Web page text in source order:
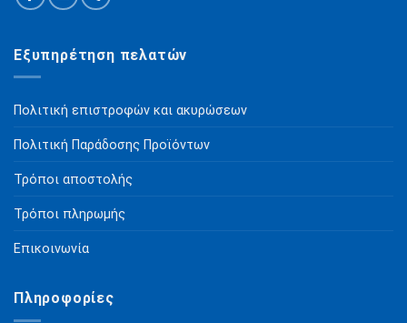
Εξυπηρέτηση πελατών
Πολιτική επιστροφών και ακυρώσεων
Πολιτική Παράδοσης Προϊόντων
Τρόποι αποστολής
Τρόποι πληρωμής
Επικοινωνία
Πληροφορίες